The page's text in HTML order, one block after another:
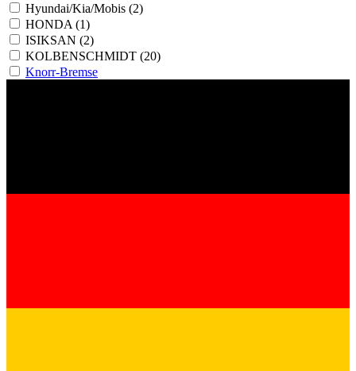
Hyundai/Kia/Mobis (2)
HONDA (1)
ISIKSAN (2)
KOLBENSCHMIDT (20)
Knorr-Bremse